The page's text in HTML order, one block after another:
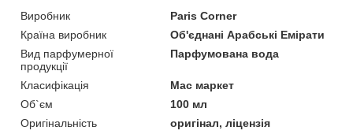
Виробник
Paris Corner
Країна виробник
Об'єднані Арабські Емірати
Вид парфумерної
продукції
Парфумована вода
Класифікація
Мас маркет
Об`єм
100 мл
Оригінальність
оригінал, ліцензія